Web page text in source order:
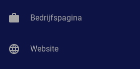
Bedrijfspagina
Website